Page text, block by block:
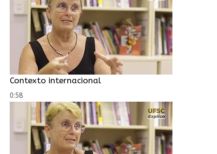
Contexto internacional
0:58